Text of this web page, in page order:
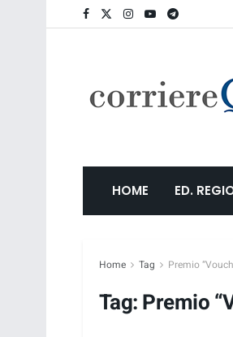
HOME ED.
Home Tag Premio
Tag:Premio